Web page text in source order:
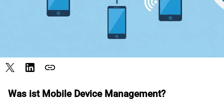
link
Was ist Mobile Device Management?